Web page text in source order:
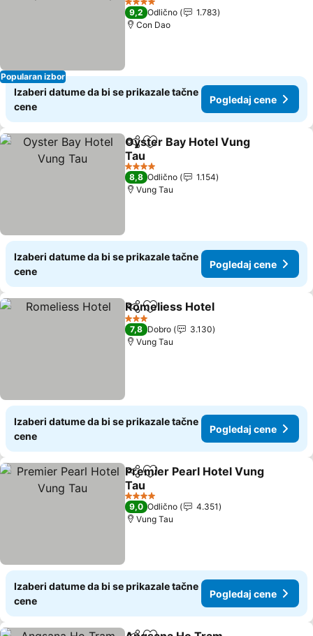
Popularan izbor
4 Zvezdice
9,2 Odlično
1.783
Con Dao
Izaberi datume da bi se prikazale tačne
cene
Pogledaj cene
Deli Dodati u favorite
Oyster Bay Hotel Vung
Tau
4 Zvezdice
8,8 Odlično
1.154
Vung Tau
Izaberi datume da bi se prikazale tačne
cene
Pogledaj cene
Deli Dodati u favorite
Romeliess Hotel
3 Zvezdice
7,8 Dobro
3.130
Vung Tau
Izaberi datume da bi se prikazale tačne
cene
Pogledaj cene
Deli Dodati u favorite
Premier Pearl Hotel Vung
Tau
4 Zvezdice
9,0 Odlično
4.351
Vung Tau
Izaberi datume da bi se prikazale tačne
cene
Pogledaj cene